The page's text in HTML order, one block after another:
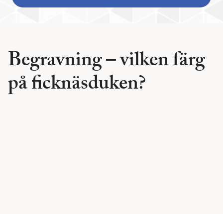
Begravning – vilken färg
på ficknäsduken?